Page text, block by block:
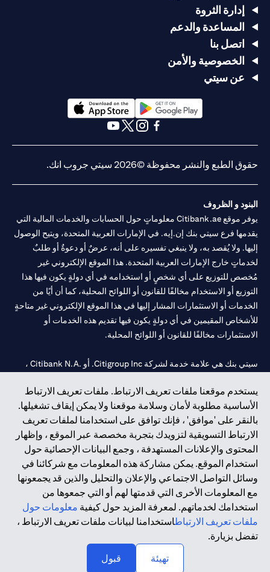
يستخدم موقعنا ملفات تعريف الارتباط. ملفات تعريف الارتباط
الأساسية مطلوبة لأمان وسلامة موقعنا ولا يمكن إيقاف تشغيلها.
بالنقر على 'موافق' ، فإنك توافق على استخدامنا لملفات تعريف
الارتباط التسويقية لتزويدك بتجربة مخصصة عبر الموقع ، وإظهار
المحتوى والإعلانات المستهدفة ، وجمع البيانات الإحصائية حول
استخدام الموقع. يمكن مشاركة هذه المعلومات مع شركائنا في
وسائل التواصل الاجتماعي والإعلان والتحليل والذين قد يجمعونها
مع المعلومات الأخرى التي قدمتها لهم أو التي جمعوها من
استخدامك لخدماتهم. لمعرفة المزيد حول كيفية معلومات حول
ملفات تعريف الارتباطاستخدامنا لبيانات ملفات تعريف الارتباط ،
تفضل بزيارة.
تهيئة
قبول
إدارة الثروة
المساعدة والدعم
اتصل بنا
الخصوصية والأمن
عن سيتي
(opens in a new tab)
حقوق الطبع والنشر محفوظة ©2026 سيتي جروب انك.
البنود و الظروف
يوفر موقع Citibank.ae معلوماتٍ حول الحسابات والخدمات المالية التي
يقدمها فرع سيتي بنك إن.إيه. في الإمارات العربية المتحدة، ويتيح الوصول
إليها. ولا يُقصد به، ولا ينبغي تفسيره على أنه، عرضٌ أو دعوةٌ أو طلبٌ
لخدماتٍ خارج الإمارات العربية المتحدة. هذا الموقع الإلكتروني غير
مُخصص للتوزيع على أي شخصٍ أو استخدامه في أي دولةٍ يكون فيها هذا
التوزيع أو الاستخدام مخالفًا للقانون أو اللوائح المحلية، كما أن أيًا من
الخدمات أو الاستثمارات المشار إليها في هذا الموقع الإلكتروني غير متاحةٍ
للأشخاص المقيمين في أي دولةٍ يكون فيها تقديم هذه الخدمات أو
الاستثمارات مخالفًا للقانون أو اللوائح المحلية.
سيتي بنك هي علامة خدمة لشركة Citigroup Inc. أو .Citibank N.A ،
سيتي بنك إن. إيه. الإمارات مسجل لدى مصرف الإمارات المركزي تحت
أرقام التراخيص 202563 لفرع الوصل في دبي، 531989 لفرع مول
الإمارات في دبي، وCN-1002019لفرع أبوظبي. هاتف: 4000 311 04.
فرع سيتي بنك إن إيه - الإمارات العربية المتحدة مرخص من مصرف
الإمارات العربية المتحدة المركزي كفرع لبنك أجنبي.
سيتي بنك إن إيه الإمارات العربية المتحدة مرخص من هيئة الأوراق المالية
والسلع في الإمارات العربية المتحدة ("SCA") للقيام بالنشاط المالي لـ أ)
الاستشارات المالية والتعريف والترويج بموجب ترخيص رقم
20200000097 ب) وسيط تداول في الأسواق الدولية بموجب ترخيص
حقوق الطبع والنشر محفوظة ©2026 سيتي جروب انك.